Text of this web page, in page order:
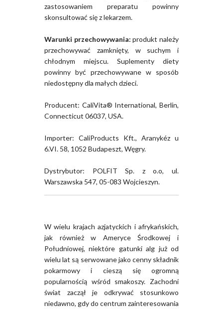
zastosowaniem preparatu powinny
skonsultować się z lekarzem.
Warunki przechowywania:produkt należy
przechowywać zamknięty, w suchym i
chłodnym miejscu. Suplementy diety
powinny być przechowywane w sposób
niedostępny dla małych dzieci.
Producent: CaliVita® International, Berlin,
Connecticut 06037, USA.
Importer: CaliProducts Kft., Aranykéz u
6.VI. 58, 1052 Budapeszt, Węgry.
Dystrybutor: POLFIT Sp. z o.o, ul.
Warszawska 547, 05-083 Wojcieszyn.
W wielu krajach azjatyckich i afrykańskich,
jak również w Ameryce Środkowej i
Południowej, niektóre gatunki alg już od
wielu lat są serwowane jako cenny składnik
pokarmowy i cieszą się ogromną
popularnością wśród smakoszy. Zachodni
świat zaczął je odkrywać stosunkowo
niedawno, gdy do centrum zainteresowania